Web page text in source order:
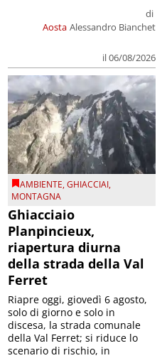
Aosta
di
Alessandro Bianchet
il 06/08/2026
AMBIENTE,GHIACCIAI,
MONTAGNA
Ghiacciaio
Planpincieux,
riapertura diurna
della strada della Val
Ferret
Riapre oggi, giovedì 6 agosto,
solo di giorno e solo in
discesa, la strada comunale
della Val Ferret; si riduce lo
scenario di rischio, in